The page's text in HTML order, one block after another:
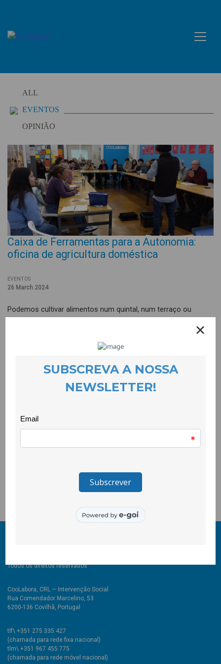
content
ALL
EVENTOS
OPINIÃO
Caixa de Ferramentas para a Autonomia:
oficina de agricultura doméstica
EVENTOS
26 March 2024
Podemos cultivar alimentos num quintal, num terraço ou
mesmo numa varanda. As duas oficinas em agricultura
Contámos com o formador Nuno Ribeiro, licenciado em
agricultura biológica, com experiência em hortifruticultura e
Estas oficinas ajudaram-nos a saber controlar pragas com
grupo de participantes, com gente bem disposta e motivada.
Esta oficina faz parte do projecto “Caixa de Ferramentas para a
Autonomia” uma iniciativa da CooLabora que conta com a
projecto foi premiado pelo programa Caixa Social, da Caixa
Todos os direitos reservados
CooLabora, CRL — Intervenção Social
Rua Comendador Marcelino, 53
6200-136 Covilhã, Portugal
tlf\ +351 275 335 427
(chamada para rede fixa nacional)
tlm\ +351 967 455 775
(chamada para rede móvel nacional)